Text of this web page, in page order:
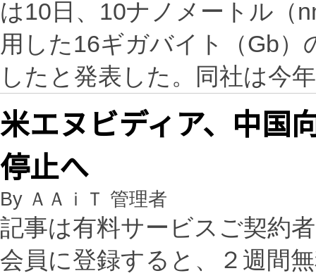
は10日、10ナノメートル（
用した16ギガバイト（Gb
したと発表した。同社は今
米エヌビディア、中国
停止へ
By ＡＡｉＴ 管理者
記事は有料サービスご契約
会員に登録すると、２週間